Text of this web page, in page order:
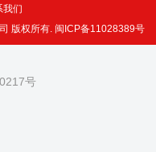
我们
版权所有. 闽ICP备11028389号
号